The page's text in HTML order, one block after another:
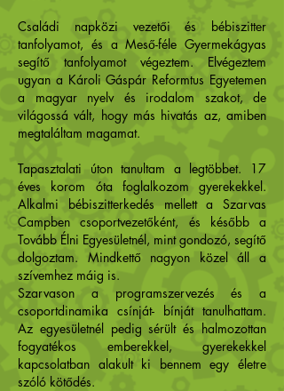
Családi napközi vezetői és bébiszitter
tanfolyamot, és a Meső-féle Gyermekágyas
segítő tanfolyamot végeztem. Elvégeztem
ugyan a Károli Gáspár Reformtus Egyetemen
a magyar nyelv és irodalom szakot, de
világossá vált, hogy más hivatás az, amiben
megtaláltam magamat.
Tapasztalati úton tanultam a legtöbbet. 17
éves korom óta foglalkozom gyerekekkel.
Alkalmi bébiszitterkedés mellett a Szarvas
Campben csoportvezetőként, és később a
Tovább Élni Egyesületnél, mint gondozó, segítő
dolgoztam. Mindkettő nagyon közel áll a
szívemhez máig is.
Szarvason a programszervezés és a
csoportdinamika csínját- bínját tanulhattam.
Az egyesületnél pedig sérült és halmozottan
fogyatékos emberekkel, gyerekekkel
kapcsolatban alakult ki bennem egy életre
szóló kötődés.